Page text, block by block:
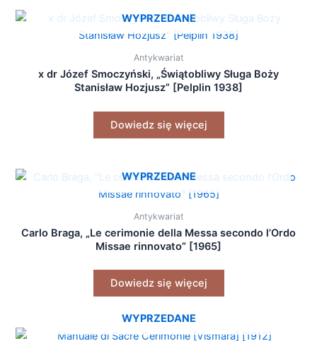
WYPRZEDANE
Antykwariat
x dr Józef Smoczyński, „Świątobliwy Sługa Boży
Stanisław Hozjusz” [Pelplin 1938]
Dowiedz się więcej
WYPRZEDANE
Antykwariat
Carlo Braga, „Le cerimonie della Messa secondo l’Ordo
Missae rinnovato” [1965]
Dowiedz się więcej
WYPRZEDANE